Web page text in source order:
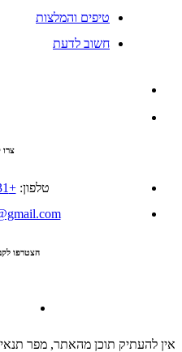
טיפים והמלצות
חשוב לדעת
טלפון: +972-50-362-8031
הצטרפו
אין להעתיק תוכן מהאתר, מפר